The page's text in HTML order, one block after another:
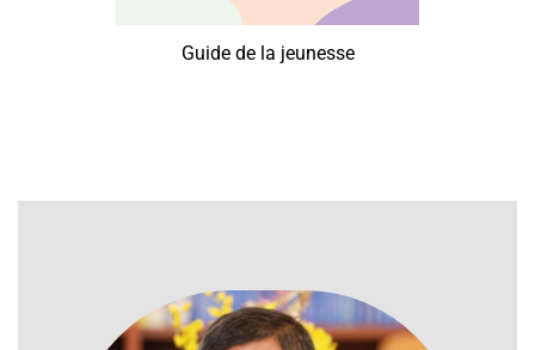
Guide de la jeunesse